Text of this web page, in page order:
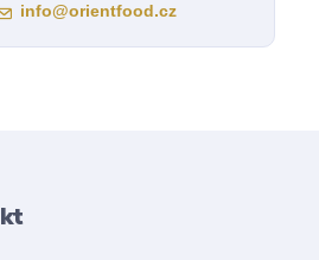
info@orientfood.cz